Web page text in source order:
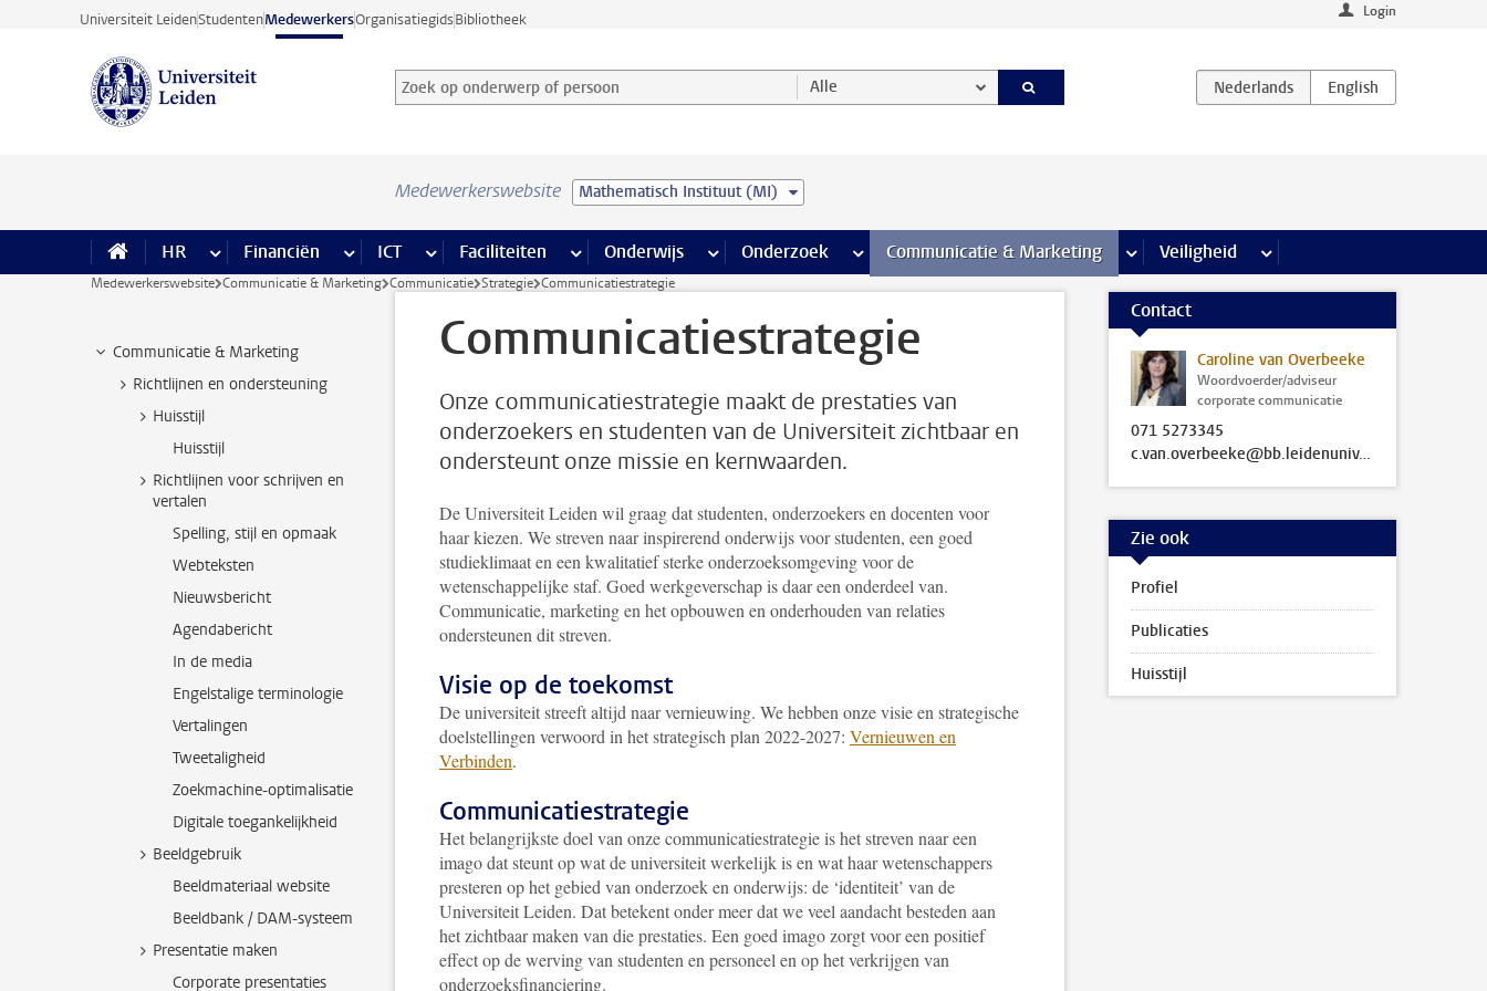
Ga direct naar de inhoud
Universiteit LeidenStudentenMedewerkersOrganisatiegidsBibliotheek Login
Zoek op onderwerp of persoon en selecteer categorie
Zoekterm Alle
Medewerkerswebsite Mathematisch Instituut (MI)
HR meer HR pagina’s
Financiën meer Financiën pagina’s
ICT meer ICT pagina’s
Faciliteiten meer Faciliteiten pagina’s
Onderwijs meer Onderwijs pagina’s
Onderzoek meer Onderzoek pagina’s
Communicatie & Marketing meer Communicatie & Marketing pagina’s
Veiligheid meer Veiligheid pagina’s
Medewerkerswebsite Communicatie & Marketing Communicatie Strategie Communicatiestrategie
Communicatie & Marketing
Richtlijnen en ondersteuning
Huisstijl
Huisstijl
Richtlijnen voor schrijven en
vertalen
Spelling, stijl en opmaak
Webteksten
Nieuwsbericht
Agendabericht
In de media
Engelstalige terminologie
Vertalingen
Tweetaligheid
Zoekmachine-optimalisatie
Digitale toegankelijkheid
Beeldgebruik
Beeldmateriaal website
Beeldbank / DAM-systeem
Presentatie maken
Corporate presentaties
Communicatiestrategie
Onze communicatiestrategie maakt de prestaties van
onderzoekers en studenten van de Universiteit zichtbaar en
ondersteunt onze missie en kernwaarden.
De Universiteit Leiden wil graag dat studenten, onderzoekers en docenten voor
haar kiezen. We streven naar inspirerend onderwijs voor studenten, een goed
studieklimaat en een kwalitatief sterke onderzoeksomgeving voor de
wetenschappelijke staf. Goed werkgeverschap is daar een onderdeel van.
Communicatie, marketing en het opbouwen en onderhouden van relaties
ondersteunen dit streven.
Visie op de toekomst
De universiteit streeft altijd naar vernieuwing. We hebben onze visie en strategische
doelstellingen verwoord in het strategisch plan 2022-2027: Vernieuwen en
Verbinden.
Communicatie­strategie
Het belangrijkste doel van onze communicatiestrategie is het streven naar een
imago dat steunt op wat de universiteit werkelijk is en wat haar wetenschappers
presteren op het gebied van onderzoek en onderwijs: de ‘identiteit’ van de
Universiteit Leiden. Dat betekent onder meer dat we veel aandacht besteden aan
het zichtbaar maken van die prestaties. Een goed imago zorgt voor een positief
effect op de werving van studenten en personeel en op het verkrijgen van
onderzoeksfinanciering.
Contact
Caroline van Overbeeke
Woordvoerder/adviseur
corporate communicatie
071 5273345
c.van.overbeeke@bb.leidenuniv.nl
Zie ook
Profiel
Publicaties
Huisstijl